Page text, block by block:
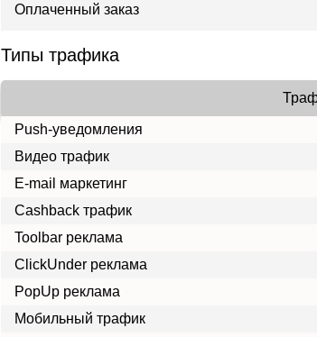
Оплаченный заказ
Типы трафика
Push-уведомления
Видео трафик
E-mail маркетинг
Cashback трафик
Toolbar реклама
ClickUnder реклама
PopUp реклама
Мобильный трафик